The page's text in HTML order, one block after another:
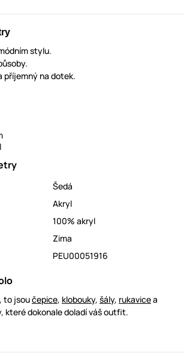
stylu.
příjemný na dotek.
Šedá
Akryl
100% akryl
Zima
PEU00051916
to jsoučepice, klobouky, šály, rukavicea
které dokonale doladí váš outfit.